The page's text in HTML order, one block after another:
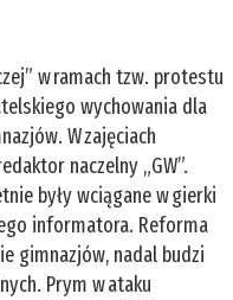
w ramach tzw. protestu
wychowania dla
W zajęciach
naczelny „GW”.
były wciągane w gierki
informatora. Reforma
gimnazjów, nadal budzi
Prym w ataku